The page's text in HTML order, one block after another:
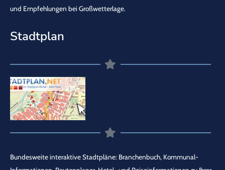
und Empfehlungen bei Großwetterlage.
Stadtplan
Bundesweite interaktive Stadtpläne: Branchenbuch, Kommunal-